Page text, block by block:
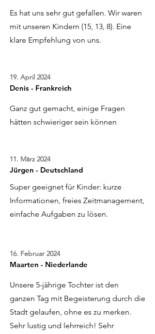
Es hat uns sehr gut gefallen. Wir waren
mit unseren Kindern (15, 13, 8). Eine
klare Empfehlung von uns.
19. April 2024
Denis - Frankreich
Ganz gut gemacht, einige Fragen
hätten schwieriger sein können
11. März 2024
Jürgen - Deutschland
Super geeignet für Kinder: kurze
Informationen, freies Zeitmanagement,
einfache Aufgaben zu lösen.
16. Februar 2024
Maarten - Niederlande
Unsere 5-jährige Tochter ist den
ganzen Tag mit Begeisterung durch die
Stadt gelaufen, ohne es zu merken.
Sehr lustig und lehrreich! Sehr